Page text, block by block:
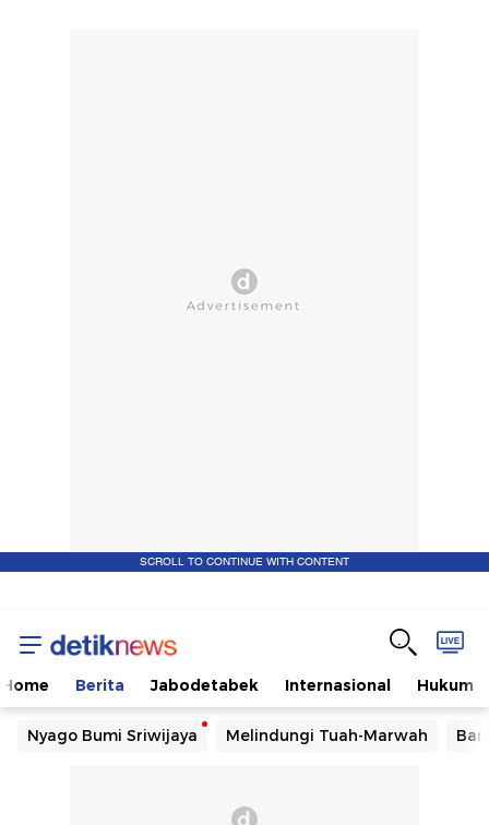
SCROLL TO CONTINUE WITH CONTENT
Home Berita Jabodetabek Internasional Hukum
Nyago Bumi Sriwijaya Melindungi Tuah-Marwah